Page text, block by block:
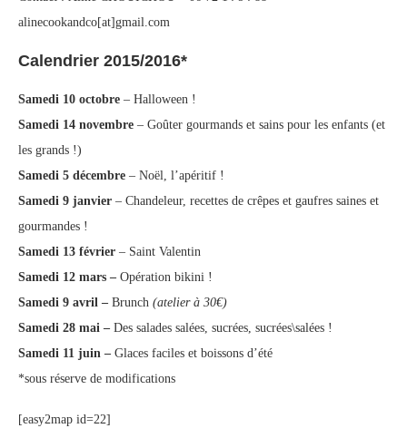
alinecookandco[at]gmail.com
Calendrier 2015/2016*
Samedi 10 octobre – Halloween !
Samedi 14 novembre – Goûter gourmands et sains pour les enfants (et
les grands !)
Samedi 5 décembre – Noël, l’apéritif !
Samedi 9 janvier – Chandeleur, recettes de crêpes et gaufres saines et
gourmandes !
Samedi 13 février – Saint Valentin
Samedi 12 mars – Opération bikini !
Samedi 9 avril – Brunch (atelier à 30€)
Samedi 28 mai – Des salades salées, sucrées, sucrées\salées !
Samedi 11 juin – Glaces faciles et boissons d’été
*sous réserve de modifications
[easy2map id=22]